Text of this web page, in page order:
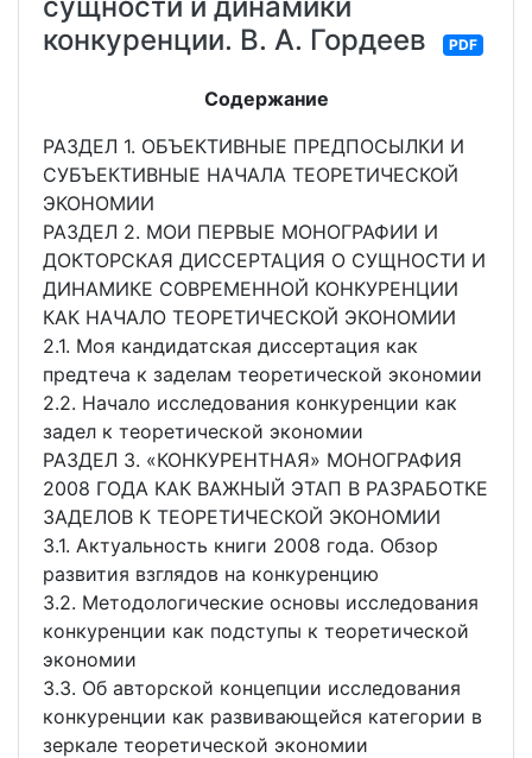
конкуренции. В. А. Гордеев
PDF
Содержание
РАЗДЕЛ 1. ОБЪЕКТИВНЫЕ ПРЕДПОСЫЛКИ И
СУБЪЕКТИВНЫЕ НАЧАЛА ТЕОРЕТИЧЕСКОЙ
ЭКОНОМИИ
РАЗДЕЛ 2. МОИ ПЕРВЫЕ МОНОГРАФИИ И
ДОКТОРСКАЯ ДИССЕРТАЦИЯ О СУЩНОСТИ И
ДИНАМИКЕ СОВРЕМЕННОЙ КОНКУРЕНЦИИ
КАК НАЧАЛО ТЕОРЕТИЧЕСКОЙ ЭКОНОМИИ
2.1. Моя кандидатская диссертация как
предтеча к заделам теоретической экономии
2.2. Начало исследования конкуренции как
задел к теоретической экономии
РАЗДЕЛ 3. «КОНКУРЕНТНАЯ» МОНОГРАФИЯ
2008 ГОДА КАК ВАЖНЫЙ ЭТАП В РАЗРАБОТКЕ
ЗАДЕЛОВ К ТЕОРЕТИЧЕСКОЙ ЭКОНОМИИ
3.1. Актуальность книги 2008 года. Обзор
развития взглядов на конкуренцию
3.2. Методологические основы исследования
конкуренции как подступы к теоретической
экономии
3.3. Об авторской концепции исследования
конкуренции как развивающейся категории в
зеркале теоретической экономии